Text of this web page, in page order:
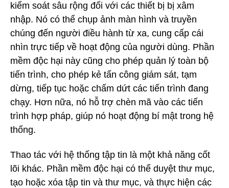
kiểm soát sâu rộng đối với các thiết bị bị xâm
nhập. Nó có thể chụp ảnh màn hình và truyền
chúng đến người điều hành từ xa, cung cấp cái
nhìn trực tiếp về hoạt động của người dùng. Phần
mềm độc hại này cũng cho phép quản lý toàn bộ
tiến trình, cho phép kẻ tấn công giám sát, tạm
dừng, tiếp tục hoặc chấm dứt các tiến trình đang
chạy. Hơn nữa, nó hỗ trợ chèn mã vào các tiến
trình hợp pháp, giúp nó hoạt động bí mật trong hệ
thống.
Thao tác với hệ thống tập tin là một khả năng cốt
lõi khác. Phần mềm độc hại có thể duyệt thư mục,
tạo hoặc xóa tập tin và thư mục, và thực hiện các